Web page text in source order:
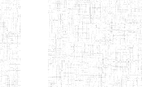
ITCIG SENTTI
CAMEROON
INCLUSIVE